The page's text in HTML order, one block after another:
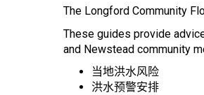
The Longford Community
These guides provide
and Newstead community
当地洪水风险
洪水预警安排